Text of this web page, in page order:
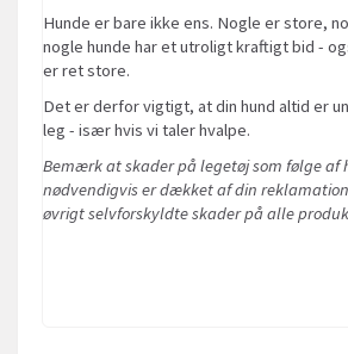
Hunde er bare ikke ens. Nogle er store,
nogle hunde har et utroligt kraftigt bid -
er ret store.
Det er derfor vigtigt, at din hund altid er
leg - især hvis vi taler hvalpe.
Bemærk at skader på legetøj som følge af
nødvendigvis er dækket af din
øvrigt selvforskyldte skader på alle